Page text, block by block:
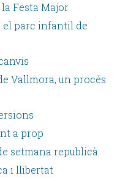
la Festa Major
el parc infantil de
Vallmora, un procés
a prop
setmana republicà
i llibertat